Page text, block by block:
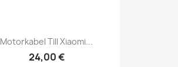
Motorkabel Till Xiaomi...
24,00 €